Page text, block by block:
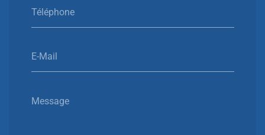
Téléphone
E-Mail
Message